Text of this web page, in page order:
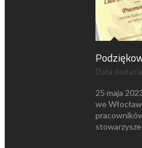
Data dodania
25 maja
we